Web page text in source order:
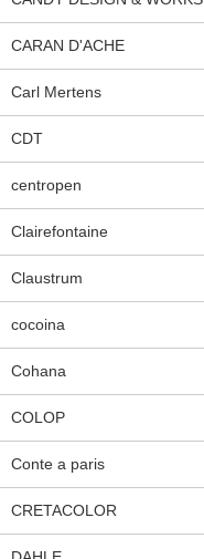
CARAN D'ACHE
Carl Mertens
CDT
centropen
Clairefontaine
Claustrum
cocoina
Cohana
COLOP
Conte a paris
CRETACOLOR